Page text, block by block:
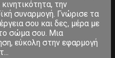
την
συναρμογή. Γνώρισε τα
σου και δες, μέρα με
σώμα σου. Μια
εύκολη στην εφαρμογή